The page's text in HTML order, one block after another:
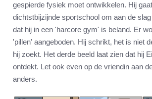
gespierde fysiek moet ontwikkelen. Hij
dichtstbijzijnde sportschool om aan de
dat hij in een 'harcore gym' is beland. Er
'pillen' aangeboden. Hij schrikt, het is niet
hij zoekt. Het derde beeld laat zien dat hij
ontdekt. Let ook even op de vriendin aan
anders.